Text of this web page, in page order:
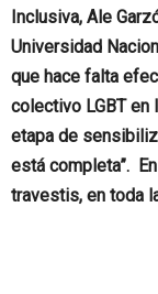
Inclusiva, Ale
Universidad
que hace falta
colectivo LGBT en
etapa de
está completa”.
travestis, en toda